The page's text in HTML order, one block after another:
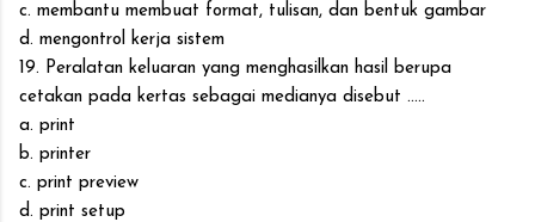
c. membantu membuat format, tulisan, dan bentuk gambar
d. mengontrol kerja sistem
19. Peralatan keluaran yang menghasilkan hasil berupa
cetakan pada kertas sebagai medianya disebut .....
a. print
b. printer
c. print preview
d. print setup